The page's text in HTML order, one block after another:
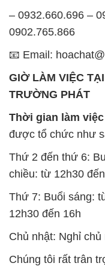
– 0932.660.696 –
0902.765.866
📧 Email:
GIỜ LÀM VIỆC
TRƯỜNG PHÁT
Thời gian làm việc
được tổ chức như
Thứ 2 đến thứ 6:
chiều: từ 12h30
Thứ 7: Buổi sáng:
12h30 đến 16h
Chủ nhật: Nghỉ chủ
Chúng tôi rất trân